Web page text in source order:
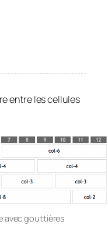
entre les cellules
avec gouttières